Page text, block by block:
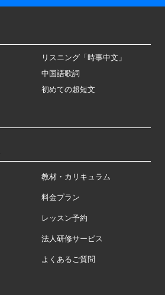
リスニング「時事中文」
中国語歌詞
初めての超短文
教材・カリキュラム
料金プラン
レッスン予約
法人研修サービス
よくあるご質問